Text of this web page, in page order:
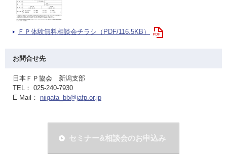
ＦＰ体験無料相談会チラシ（PDF/116.5KB）
お問合せ先
日本ＦＰ協会 新潟支部
TEL： 025-240-7930
E-Mail： niigata_bb@jafp.or.jp
セミナー&相談会のお申込み